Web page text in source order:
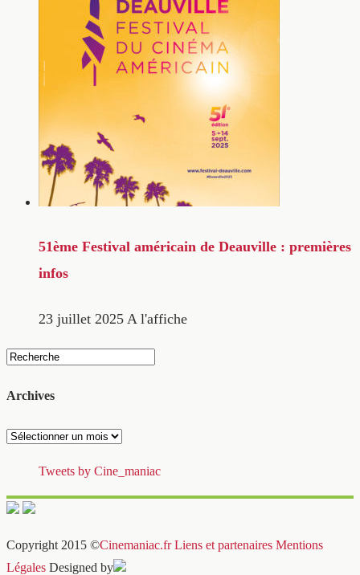
51ème Festival américain de Deauville : premières
infos
23 juillet 2025 A l'affiche
Archives
Archives
Tweets by Cine_maniac
Copyright 2015 ©Cinemaniac.fr Liens et partenaires Mentions
Légales Designed by